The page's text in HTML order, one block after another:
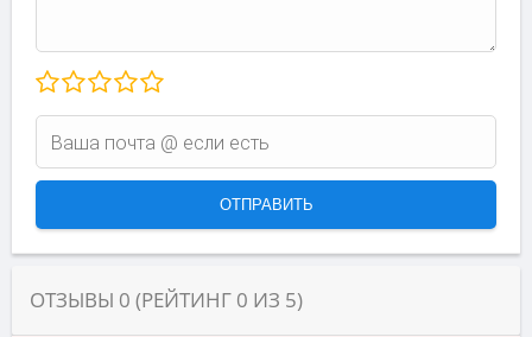
ОТЗЫВЫ 0 (РЕЙТИНГ 0 ИЗ 5)